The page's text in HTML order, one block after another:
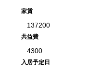
家賃
共益費
入居予定日